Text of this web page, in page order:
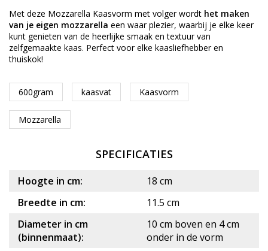
Met deze Mozzarella Kaasvorm met volger wordt het maken
van je eigen mozzarella een waar plezier, waarbij je elke keer
kunt genieten van de heerlijke smaak en textuur van
zelfgemaakte kaas. Perfect voor elke kaasliefhebber en
thuiskok!
600gram kaasvat Kaasvorm
Mozzarella
SPECIFICATIES
Hoogte in cm:
18 cm
Breedte in cm:
11.5 cm
Diameter in cm
(binnenmaat):
10 cm boven en 4 cm
onder in de vorm